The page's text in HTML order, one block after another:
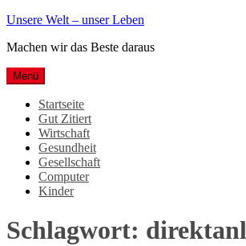
Weiter
Inhalt
Unsere Welt – unser Leben
Machen wir das Beste daraus
Menü
Startseite
Gut Zitiert
Wirtschaft
Gesundheit
Gesellschaft
Computer
Kinder
Schlagwort: